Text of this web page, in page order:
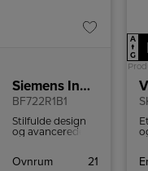
Siemens Indbygningsmikroovn
BF722R1B1
Stilfulde design
og avancerede
indbyggede
Ovnrum
21
A
↑
G